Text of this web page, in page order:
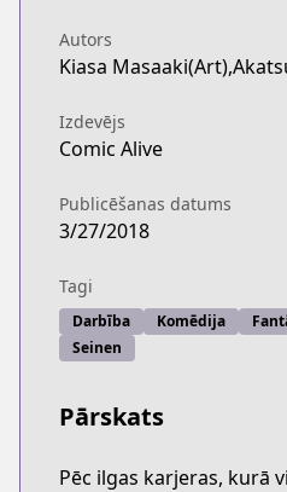
Autors
Kiasa
Izdevējs
Comic Alive
Publicēšanas datums
3/27/2018
Tagi
Darbība Komēdija
Seinen
Pārskats
Pēc ilgas karjeras, kurā